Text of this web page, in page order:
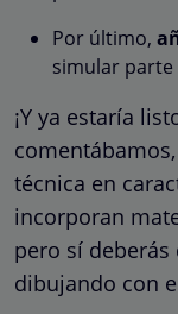
Por último,
simular parte
¡Y ya estaría
técnica en
incorporan
pero sí
dibujando con